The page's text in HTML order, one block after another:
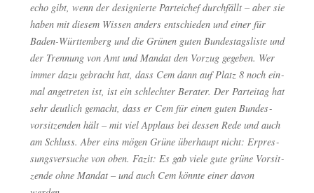
echo gibt, wenn der desi­gnier­te Par­tei­chef durch­fällt – aber sie
haben mit die­sem Wis­sen anders ent­schie­den und einer für
Baden-Würt­tem­berg und die Grü­nen guten Bun­des­tags­lis­te und
der Tren­nung von Amt und Man­dat den Vor­zug gege­ben. Wer
immer dazu gebracht hat, dass Cem dann auf Platz 8 noch ein­
mal ange­tre­ten ist, ist ein schlech­ter Bera­ter. Der Par­tei­tag hat
sehr deut­lich gemacht, dass er Cem für einen guten Bun­des­
vor­sit­zen­den hält – mit viel Applaus bei des­sen Rede und auch
am Schluss. Aber eins mögen Grü­ne über­haupt nicht: Erpres­
sungs­ver­su­che von oben. Fazit: Es gab vie­le gute grü­ne Vor­sit­
zen­de ohne Man­dat – und auch Cem könn­te einer davon